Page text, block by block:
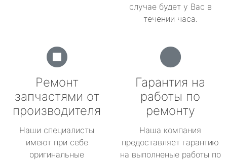
случае будет у Вас в
течении часа.
Ремонт
запчастями от
производителя
Наши специалисты
имеют при себе
оригинальные
Гарантия на
работы по
ремонту
Наша компания
предоставляет гарантию
на выполненые работы по